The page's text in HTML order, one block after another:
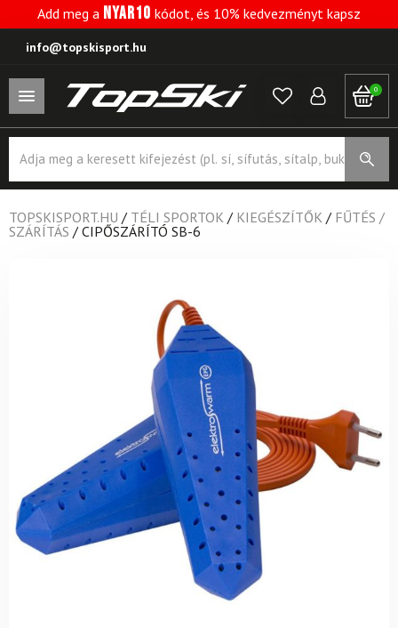
Add meg a NYAR10 kódot, és 10% kedvezményt kapsz
info@topskisport.hu
0
search
TOPSKISPORT.HU / TÉLI SPORTOK / KIEGÉSZÍTŐK / FŰTÉS /
SZÁRÍTÁS / CIPŐSZÁRÍTÓ SB-6